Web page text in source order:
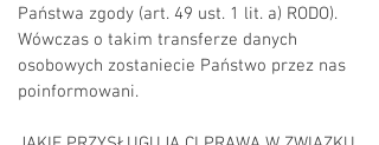
Państwa zgody (art. 49 ust. 1 lit. a) RODO).
Wówczas o takim transferze danych
osobowych zostaniecie Państwo przez nas
poinformowani.